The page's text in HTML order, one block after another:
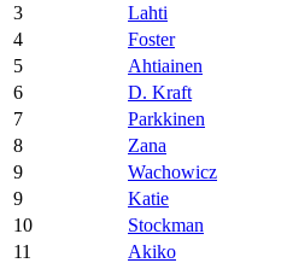
3
Lahti
4
Foster
5
Ahtiainen
6
D. Kraft
7
Parkkinen
8
Zana
9
Wachowicz
9
Katie
10
Stockman
11
Akiko